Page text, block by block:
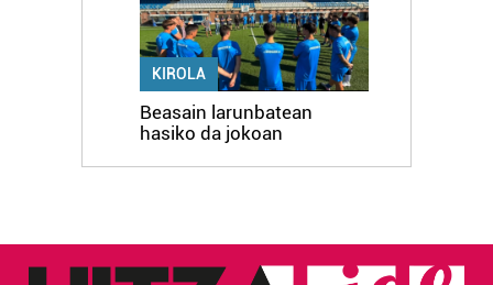
KIROLA
Beasain larunbatean
hasiko da jokoan